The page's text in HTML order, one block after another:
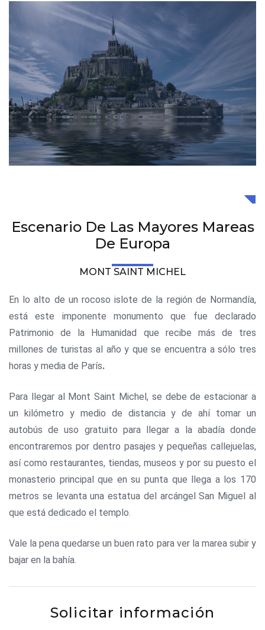
Escenario De Las Mayores Mareas
De Europa
MONT SAINT MICHEL
En lo alto de un rocoso islote de la región de Normandía,
está este imponente monumento que fue declarado
Patrimonio de la Humanidad que recibe más de tres
millones de turistas al año y que se encuentra a sólo tres
horas y media de París.
Para llegar al Mont Saint Michel, se debe de estacionar a
un kilómetro y medio de distancia y de ahí tomar un
autobús de uso gratuito para llegar a la abadía donde
encontraremos por dentro pasajes y pequeñas callejuelas,
así como restaurantes, tiendas, museos y por su puesto el
monasterio principal que en su punta que llega a los 170
metros se levanta una estatua del arcángel San Miguel al
que está dedicado el templo.
Vale la pena quedarse un buen rato para ver la marea subir y
bajar en la bahía.
Solicitar información